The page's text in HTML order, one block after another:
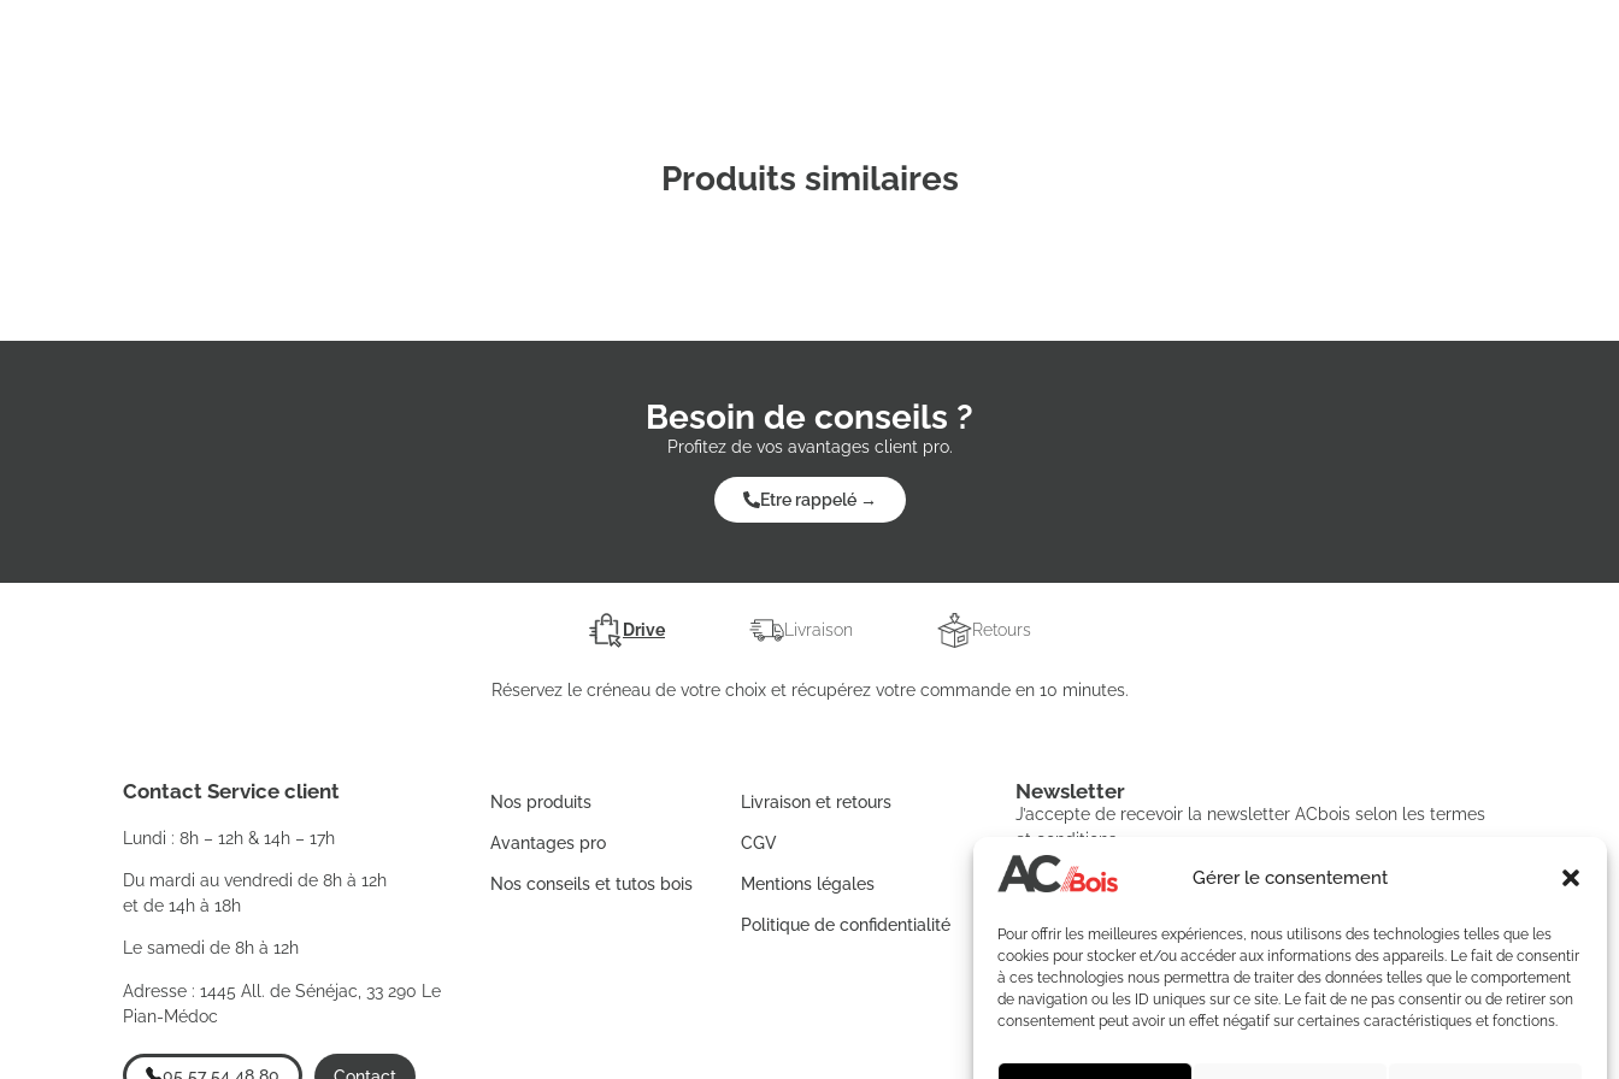
Gérer le consentement
Pour offrir les meilleures expériences, nous utilisons des technologies telles que les
cookies pour stocker et/ou accéder aux informations des appareils. Le fait de consentir
à ces technologies nous permettra de traiter des données telles que le comportement
de navigation ou les ID uniques sur ce site. Le fait de ne pas consentir ou de retirer son
consentement peut avoir un effet négatif sur certaines caractéristiques et fonctions.
Produits similaires
Besoin de conseils ?
Profitez de vos avantages client pro.
Etre rappelé →
Drive Livraison Retours
Réservez le créneau de votre choix et récupérez votre commande en 10 minutes.
Contact Service client
Lundi : 8h – 12h & 14h – 17h
Du mardi au vendredi de 8h à 12h
et de 14h à 18h
Le samedi de 8h à 12h
Adresse : 1445 All. de Sénéjac, 33 290 Le
Pian-Médoc
05 57 54 48 80
Nos produits
Avantages pro
Nos conseils et tutos bois
Livraison et retours
CGV
Mentions légales
Politique de confidentialité
Newsletter​
J’accepte de recevoir la newsletter ACbois selon les termes
et conditions.
S'INSCRIRE